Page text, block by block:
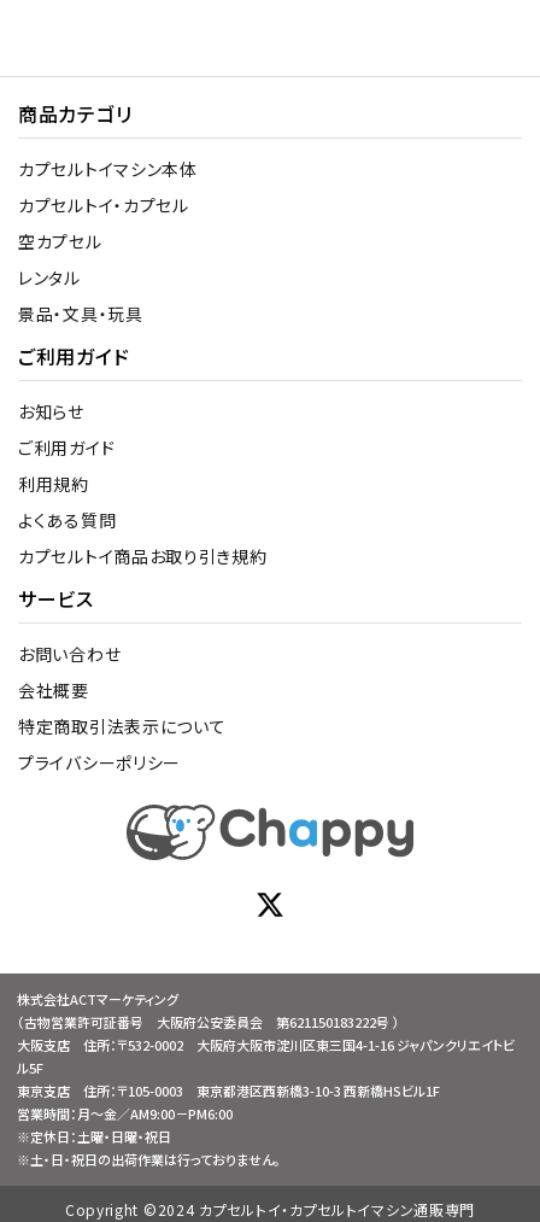
商品カテゴリ
カプセルトイマシン本体
カプセルトイ・カプセル
空カプセル
レンタル
景品・文具・玩具
ご利用ガイド
お知らせ
ご利用ガイド
利用規約
よくある質問
カプセルトイ商品お取り引き規約
サービス
お問い合わせ
会社概要
特定商取引法表示について
プライバシーポリシー
株式会社ACTマーケティング
（古物営業許可証番号 大阪府公安委員会 第621150183222号 ）
大阪支店 住所：〒532-0002 大阪府大阪市淀川区東三国4-1-16 ジャパンクリエイトビ
ル5F
東京支店 住所：〒105-0003 東京都港区西新橋3-10-3 西新橋HSビル1F
営業時間：月～金／AM9:00－PM6:00
※定休日：土曜・日曜・祝日
※土・日・祝日の出荷作業は行っておりません。
Copyright ©2024 カプセルトイ・カプセルトイマシン通販専門